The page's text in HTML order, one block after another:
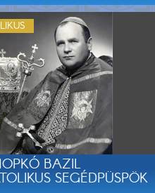
BAZIL
SEGÉDPÜSPÖK